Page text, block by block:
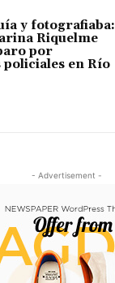
y fotografiaba:
Riquelme
por
en Río
- Advertisement -